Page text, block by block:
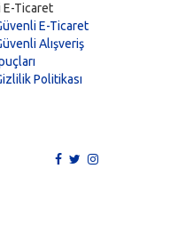
E-Ticaret
E-Ticaret
Alışveriş
Politikası